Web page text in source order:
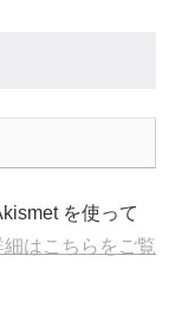
を使って
はこちらをご覧